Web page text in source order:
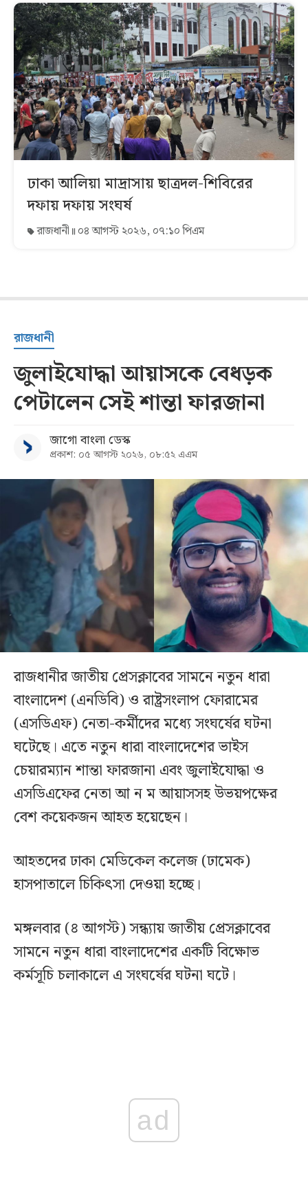
ঢাকা আলিয়া মাদ্রাসায় ছাত্রদল-শিবিরের
দফায় দফায় সংঘর্ষ
রাজধানী ০৪ আগস্ট ২০২৬, ০৭:১০ পিএম
রাজধানী
জুলাইযোদ্ধা আয়াসকে বেধড়ক
পেটালেন সেই শান্তা ফারজানা
জাগো বাংলা ডেস্ক
প্রকাশ: ০৫ আগস্ট ২০২৬, ০৮:৫২ এএম
রাজধানীর জাতীয় প্রেসক্লাবের সামনে নতুন ধারা
বাংলাদেশ (এনডিবি) ও রাষ্ট্রসংলাপ ফোরামের
(এসডিএফ) নেতা-কর্মীদের মধ্যে সংঘর্ষের ঘটনা
ঘটেছে। এতে নতুন ধারা বাংলাদেশের ভাইস
চেয়ারম্যান শান্তা ফারজানা এবং জুলাইযোদ্ধা ও
এসডিএফের নেতা আ ন ম আয়াসসহ উভয়পক্ষের
বেশ কয়েকজন আহত হয়েছেন।
আহতদের ঢাকা মেডিকেল কলেজ (ঢামেক)
হাসপাতালে চিকিৎসা দেওয়া হচ্ছে।
মঙ্গলবার (৪ আগস্ট) সন্ধ্যায় জাতীয় প্রেসক্লাবের
সামনে নতুন ধারা বাংলাদেশের একটি বিক্ষোভ
কর্মসূচি চলাকালে এ সংঘর্ষের ঘটনা ঘটে।
ad